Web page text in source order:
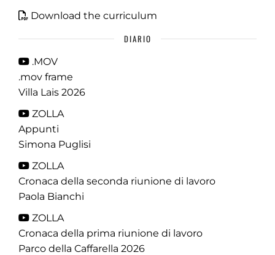
Download the curriculum
DIARIO
.MOV
.mov frame
Villa Lais 2026
ZOLLA
Appunti
Simona Puglisi
ZOLLA
Cronaca della seconda riunione di lavoro
Paola Bianchi
ZOLLA
Cronaca della prima riunione di lavoro
Parco della Caffarella 2026